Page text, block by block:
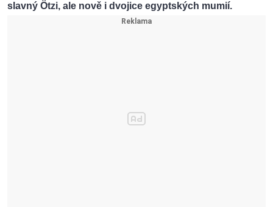
slavný Ötzi, ale nově i dvojice egyptských mumií.